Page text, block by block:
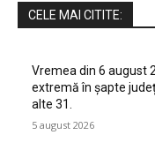
CELE MAI CITITE:
Vremea din 6 august
extremă în șapte
alte 31.
5 august 2026